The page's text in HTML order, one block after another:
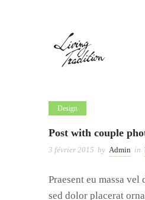
Design
Post with couple
3 février 2015 by Admin in
Praesent eu massa
sed dolor placerat